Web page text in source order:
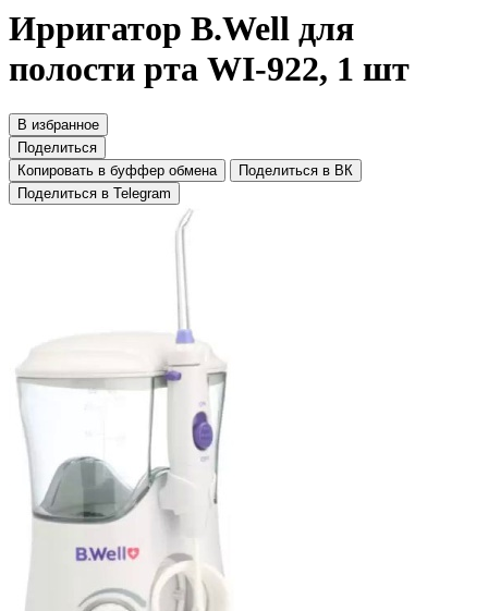
Ирригатор B.Well для
полости рта WI-922, 1 шт
В избранное
Поделиться
Копировать в буффер обмена
Поделиться в ВК
Поделиться в Telegram